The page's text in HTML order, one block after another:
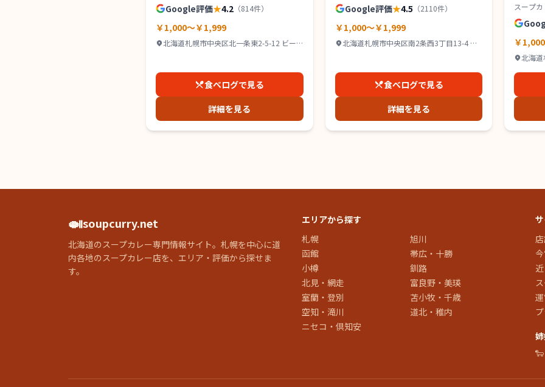
Google評価★4.2 （814件）
￥1,000～￥1,999
北海道札幌市中央区北一条東2-5-12 ビー
食べログで見る
詳細を見る
Google評価★4.5 （2110件）
￥1,000～￥1,999
北海道札幌市中央区南2条西3丁目13-4 カ
食べログで見る
詳細を見る
スープ
￥
北海
🍛soupcurry.net
北海道のスープカレー専門情報サイト。札幌を中心に道
内各地のスープカレー店を、エリア・評価から探せま
す。
エリアから探す
札幌
旭川
函館
帯広・十勝
小樽
釧路
北見・網走
富良野・美瑛
室蘭・登別
苫小牧・千歳
空知・滝川
道北・稚内
ニセコ・倶知安